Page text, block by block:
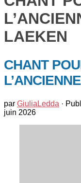
LAEKEN
CHANT
par GiuliaLedda ·
juin 2026